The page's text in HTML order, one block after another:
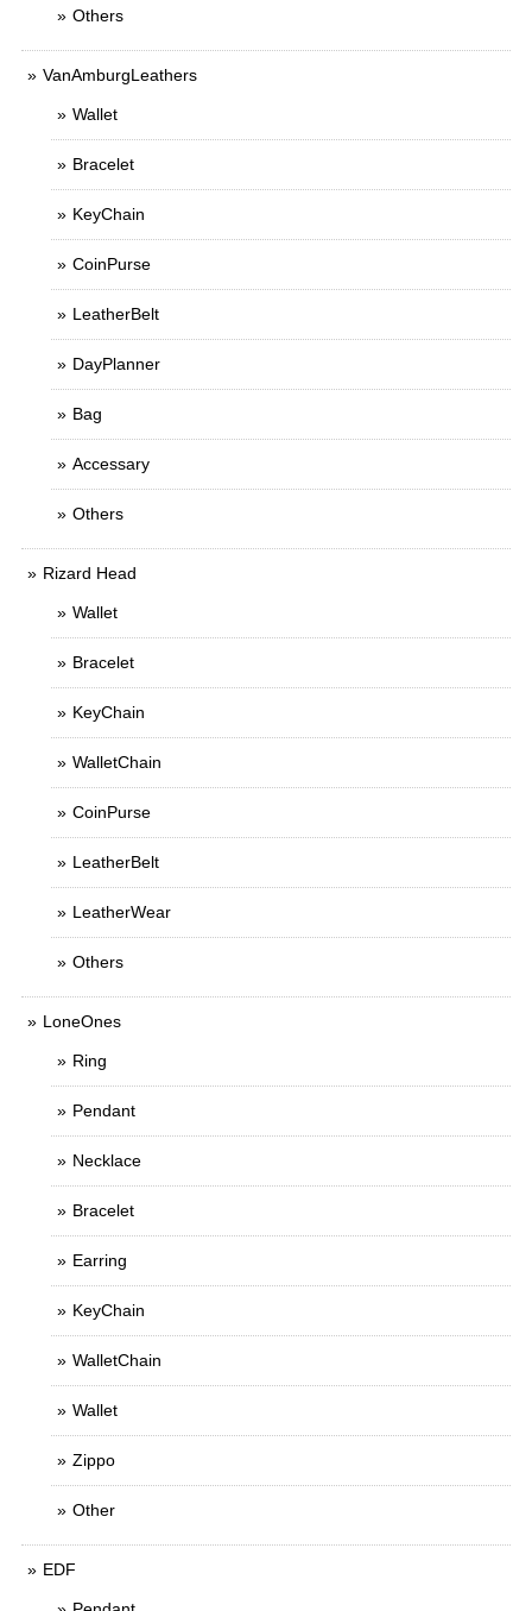
Others
VanAmburgLeathers
Wallet
Bracelet
KeyChain
CoinPurse
LeatherBelt
DayPlanner
Bag
Accessary
Others
Rizard Head
Wallet
Bracelet
KeyChain
WalletChain
CoinPurse
LeatherBelt
LeatherWear
Others
LoneOnes
Ring
Pendant
Necklace
Bracelet
Earring
KeyChain
WalletChain
Wallet
Zippo
Other
EDF